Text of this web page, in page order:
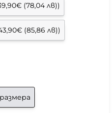
(78,04 лв))
(85,86 лв))